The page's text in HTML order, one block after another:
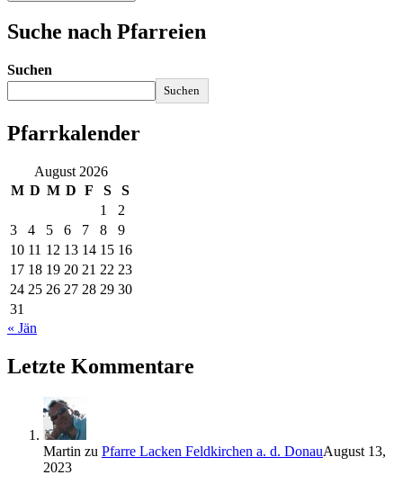
Suche nach Pfarreien
Suchen
Suchen
Pfarrkalender
August 2026
M D M D F S
S
1
2
3
4 5 6 7 8
9
10 11 12 13 14 15 16
17 18 19 20 21 22 23
24 25 26 27 28 29 30
31
« Jän
Letzte Kommentare
Martin zu Pfarre Lacken Feldkirchen a. d. DonauAugust 13,
2023